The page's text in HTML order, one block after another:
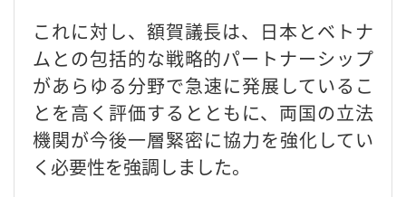
これに対し、額賀議長は、日本とベトナ
ムとの包括的な戦略的パートナーシップ
があらゆる分野で急速に発展しているこ
とを高く評価するとともに、両国の立法
機関が今後一層緊密に協力を強化してい
く必要性を強調しました。